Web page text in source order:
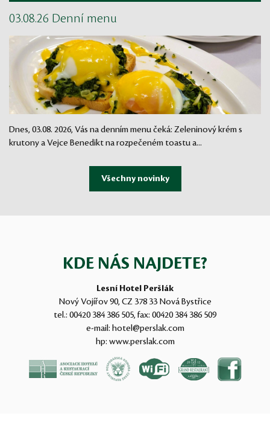
03.08.26 Denní menu
Dnes, 03.08. 2026, Vás na denním menu čeká: Zeleninový krém s
krutony a Vejce Benedikt na rozpečeném toastu a...
KDE NÁS NAJDETE?
Lesní Hotel Peršlák
Nový Vojířov 90, CZ 378 33 Nová Bystřice
tel.: 00420 384 386 505, fax: 00420 384 386 509
e-mail: hotel@perslak.com
hp: www.perslak.com